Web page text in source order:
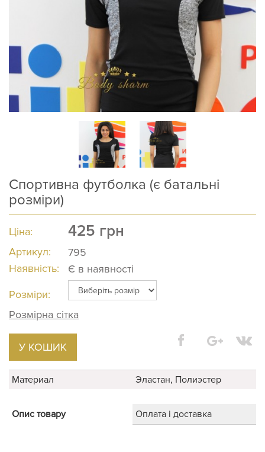
Спортивна футболка (є батальні
розміри)
Ціна: 425 грн
Артикул:
795
Наявність:
Є в наявності
Розміри:
Розмірна сітка
У КОШИК
Материал Эластан, Полиэстер
Опис товару Оплата і доставка